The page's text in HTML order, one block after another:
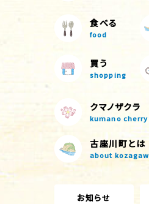
食べる
food
買う
shopping
クマノザクラ
kumano cherry
古座川町とは
about
お知らせ